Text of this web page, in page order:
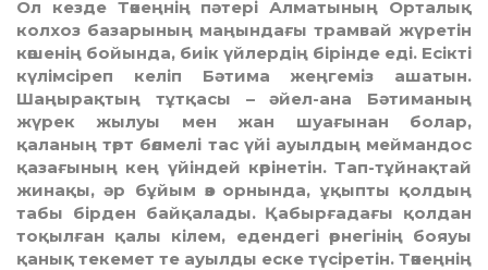
Ол кезде Төкеңнiң пәтерi Алматының Орталық
колхоз базарының маңындағы трамвай жүретiн
көшенiң бойында, биiк үйлердiң бiрiнде едi. Есiктi
күлiмсiреп келiп Бәтима жеңгеміз ашатын.
Шаңырақтың тұтқасы – әйел-ана Бәтиманың
жүрек жылуы мен жан шуағынан болар,
қаланың төрт бөлмелi тас үйi ауылдың меймандос
қазағының кең үйiндей көрiнетiн. Тап-тұйнақтай
жинақы, әр бұйым өз орнында, ұқыпты қолдың
табы бiрден байқалады. Қабырғадағы қолдан
тоқылған қалы кiлем, едендегi өрнегiнiң бояуы
қанық текемет те ауылды еске түсiретiн. Төкеңнiң